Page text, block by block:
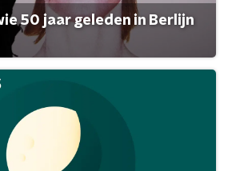
50 jaar geleden in Berlijn